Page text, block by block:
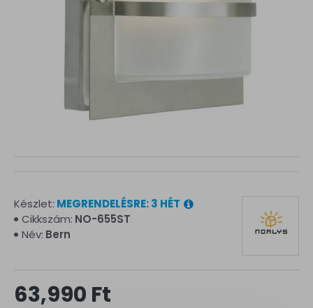
63,990 Ft
Készlet: MEGRENDELÉSRE: 3 HÉT
Cikkszám: NO-655ST
Név: Bern